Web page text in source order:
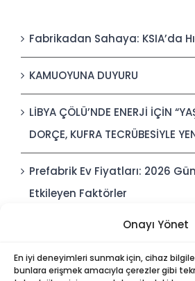
Onayı Yönet
En iyi deneyimleri sunmak için, cihaz
bunlara erişmek amacıyla çerezler gibi
Fabrikadan Sahaya: KSIA’da
KAMUOYUNA DUYURU
LİBYA ÇÖLÜ’NDE ENERJİ İÇİN
DORÇE, KUFRA TECRÜBESİYLE
Prefabrik Ev Fiyatları: 2026
Etkileyen Faktörler
Polis Karakolları: Güvenli,
Edilebilir Kamu Güvenliği